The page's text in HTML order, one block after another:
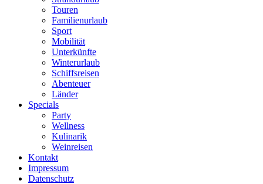
Touren
Familienurlaub
Sport
Mobilität
Unterkünfte
Winterurlaub
Schiffsreisen
Abenteuer
Länder
Specials
Party
Wellness
Kulinarik
Weinreisen
Kontakt
Impressum
Datenschutz